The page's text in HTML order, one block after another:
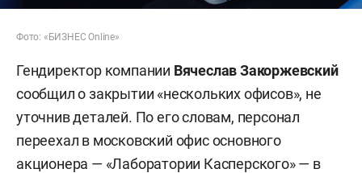
Фото: «БИЗНЕС Online»
Гендиректор компании Вячеслав Закоржевский
сообщил о закрытии «нескольких офисов», не
уточнив деталей. По его словам, персонал
переехал в московский офис основного
акционера — «Лаборатории Касперского» — в